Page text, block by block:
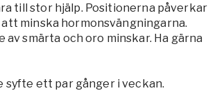
till stor hjälp. Positionerna påverkar
minska hormonsvängningarna.
smärta och oro minskar. Ha gärna
syfte ett par gånger i veckan.